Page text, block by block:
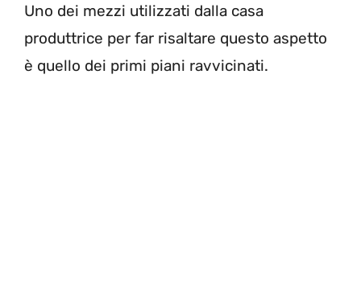
Uno dei mezzi utilizzati dalla casa
produttrice per far risaltare questo aspetto
è quello dei primi piani ravvicinati.